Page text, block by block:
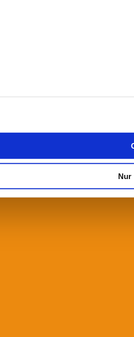
Nur